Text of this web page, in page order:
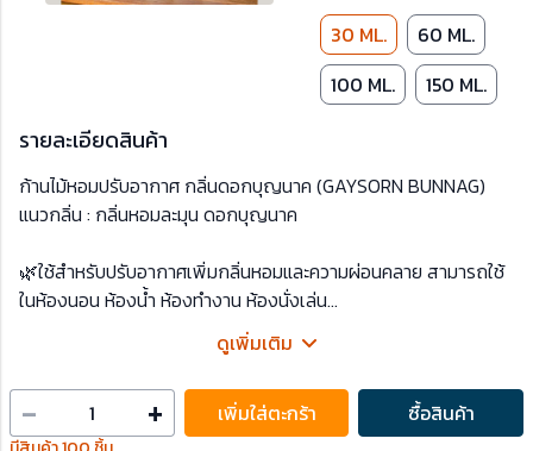
vrtwin
help center
30 ML.
60 ML.
100 ML.
150 ML.
รายละเอียดสินค้า
ก้านไม้หอมปรับอากาศ กลิ่นดอกบุญนาค (GAYSORN BUNNAG)
แนวกลิ่น : กลิ่นหอมละมุน ดอกบุญนาค
🌿ใช้สำหรับปรับอากาศเพิ่มกลิ่นหอมและความผ่อนคลาย สามารถใช้
ในห้องนอน ห้องน้ำ ห้องทำงาน ห้องนั่งเล่น
🌿วิธีใช้ : เปิดฝาขวด จากนั้นดึงจุกด้านนอกออก นำก้านไม้ 4-5 ก้าน
ปักลงในขวด โดยระหว่างการใช้ สามารถสลับด้านของก้านไม้เพื่อ
เพิ่มความหอมสามารถใช้ได้ประมาณ 60-90 วัน (ขึ้นอยู่กับปริมาร
ก้านไม้หอมที่เสียบลงไปในขวดน้ำหอมและอุณหภูมิ)
ดูเพิ่มเติม
- + เพิ่มใส่ตะกร้า ซื้อสินค้า